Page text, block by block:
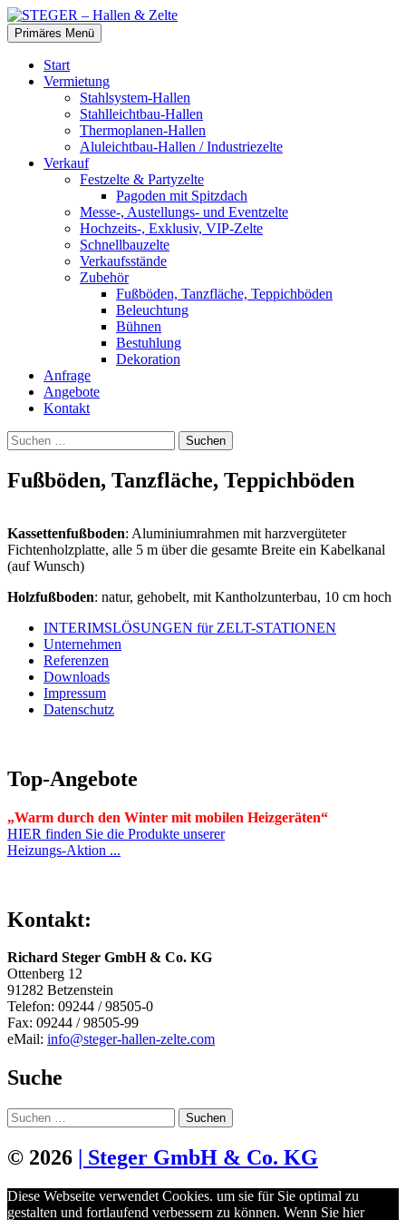
Zum
Inhalt
springen
STEGER – Hallen & Zelte
Suchen
Primäres Menü
Start
Vermietung
Stahlsystem-Hallen
Stahlleichtbau-Hallen
Thermoplanen-Hallen
Aluleichtbau-Hallen / Industriezelte
Verkauf
Festzelte & Partyzelte
Pagoden mit Spitzdach
Messe-, Austellungs- und Eventzelte
Hochzeits-, Exklusiv, VIP-Zelte
Schnellbauzelte
Verkaufsstände
Zubehör
Fußböden, Tanzfläche, Teppichböden
Beleuchtung
Bühnen
Bestuhlung
Dekoration
Anfrage
Angebote
Kontakt
Suchen
nach:
Fußböden, Tanzfläche, Teppichböden
Kassettenfußboden: Aluminiumrahmen mit harzvergüteter
Fichtenholzplatte, alle 5 m über die gesamte Breite ein Kabelkanal
(auf Wunsch)
Holzfußboden: natur, gehobelt, mit Kantholzunterbau, 10 cm hoch
Vermietung, Verkauf, Service
INTERIMSLÖSUNGEN für ZELT-STATIONEN
Unternehmen
Referenzen
Downloads
Impressum
Datenschutz
Top-Angebote
„Warm durch den Winter mit mobilen Heizgeräten“
HIER finden Sie die Produkte unserer
Heizungs-Aktion ...
Kontakt:
Richard Steger GmbH & Co. KG
Ottenberg 12
91282 Betzenstein
Telefon: 09244 / 98505-0
Fax: 09244 / 98505-99
eMail: info@steger-hallen-zelte.com
Suche
Suchen
nach:
© 2026 | Steger GmbH & Co. KG
Diese Webseite verwendet Cookies. um sie für Sie optimal zu
gestalten und fortlaufend verbessern zu können. Wenn Sie hier